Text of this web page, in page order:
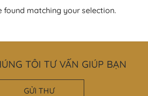
found matching your selection.
TÔI TƯ VẤN GIÚP BẠN
GỬI THƯ